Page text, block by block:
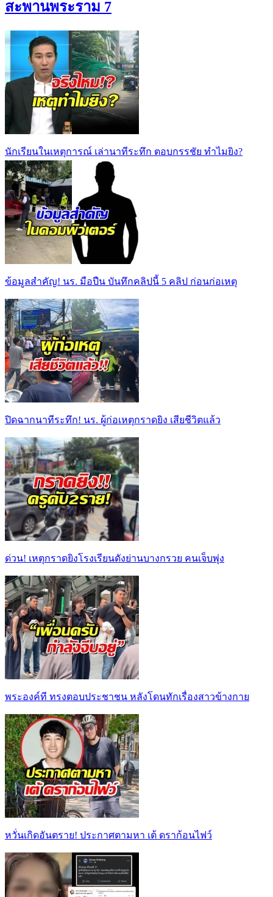
สะพานพระราม 7
นักเรียนในเหตุการณ์ เล่านาทีระทึก ตอบกรรชัย ทำไมยิง?
ข้อมูลสำคัญ! นร. มือปืน บันทึกคลิปนี้ 5 คลิป ก่อนก่อเหตุ
ปิดฉากนาทีระทึก! นร. ผู้ก่อเหตุกราดยิง เสียชีวิตแล้ว
ด่วน! เหตุกราดยิงโรงเรียนดังย่านบางกรวย คนเจ็บพุ่ง
พระองค์ที ทรงตอบประชาชน หลังโดนทักเรื่องสาวข้างกาย
หวั่นเกิดอันตราย! ประกาศตามหา เต้ ดราก้อนไฟว์